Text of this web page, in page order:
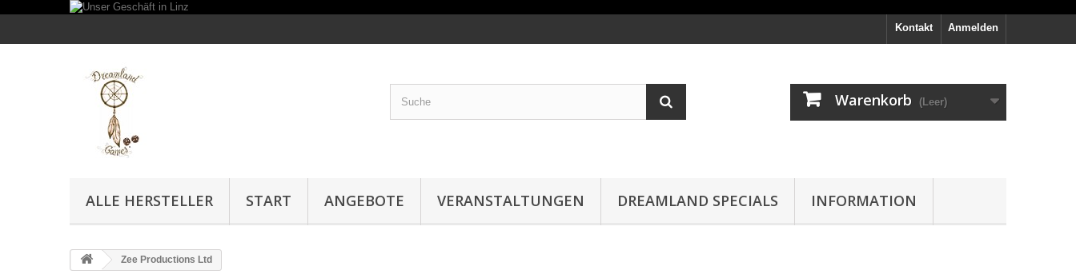
Anmelden
Kontakt
Warenkorb (Leer)
ALLE HERSTELLER START ANGEBOTE VERANSTALTUNGEN DREAMLAND SPECIALS INFORMATION
Zee Productions Ltd